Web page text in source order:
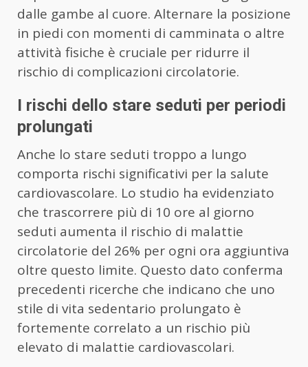
dalle gambe al cuore. Alternare la posizione
in piedi con momenti di camminata o altre
attività fisiche è cruciale per ridurre il
rischio di complicazioni circolatorie.
I rischi dello stare seduti per periodi
prolungati
Anche lo stare seduti troppo a lungo
comporta rischi significativi per la salute
cardiovascolare. Lo studio ha evidenziato
che trascorrere più di 10 ore al giorno
seduti aumenta il rischio di malattie
circolatorie del 26% per ogni ora aggiuntiva
oltre questo limite. Questo dato conferma
precedenti ricerche che indicano che uno
stile di vita sedentario prolungato è
fortemente correlato a un rischio più
elevato di malattie cardiovascolari.